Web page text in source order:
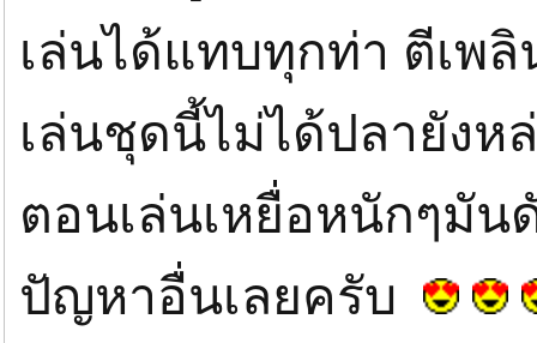
เล่นได้แทบทุกท่า ตีเพ
เล่นชุดนี้ไม่ได้ปลายังห
ตอนเล่นเหยื่อหนักๆมัน
ปัญหาอื่นเลยครับ